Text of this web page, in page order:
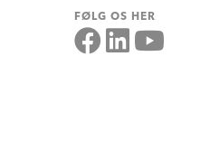
FØLG OS HER